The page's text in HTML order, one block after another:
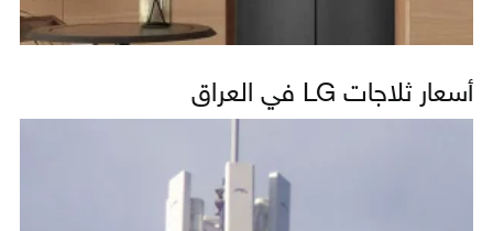
أسعار ثلاجات LG في العراق